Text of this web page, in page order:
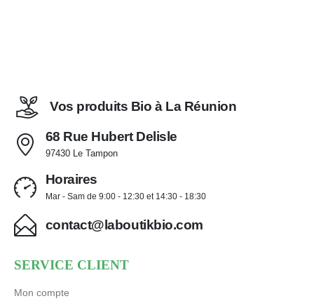
Vos produits Bio à La Réunion
68 Rue Hubert Delisle
97430 Le Tampon
Horaires
Mar - Sam de 9:00 - 12:30 et 14:30 - 18:30
contact@laboutikbio.com
SERVICE CLIENT
Mon compte